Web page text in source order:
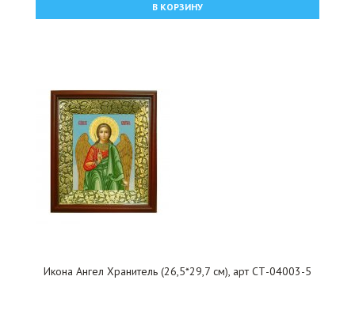
В КОРЗИНУ
Икона Ангел Хранитель (26,5*29,7 см), арт СТ-04003-5